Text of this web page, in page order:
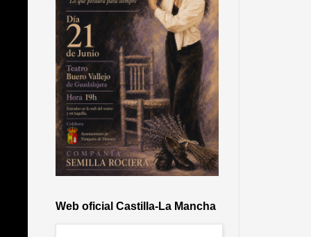
Web oficial Castilla-La Mancha